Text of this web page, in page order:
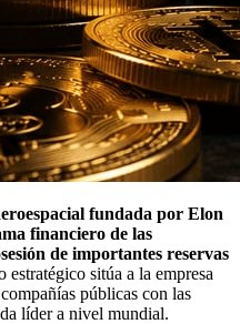
fundada por Elon
financiero de las
de importantes reservas
estratégico sitúa a la empresa
públicas con las
líder a nivel mundial.